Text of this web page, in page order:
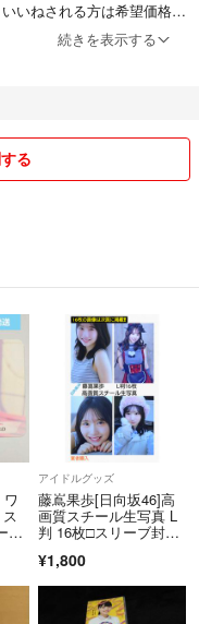
いねされる方は希望価格を
で、簡易的もしくは省略さ
続きを表示する
る
アイドルグッズ
藤嶌果歩[日向坂46]高
画質スチール生写真 L
判 16枚□スリーブ封入
¥1,800